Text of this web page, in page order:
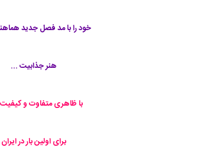
خود را با مد فصل جديد
هنر جذابيت ...
با ظاهری متفاوت و
برای اولین بار در ایران